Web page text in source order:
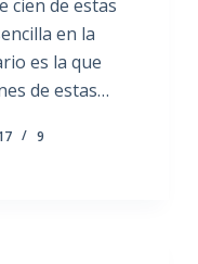
cien de estas
en la
es la que
de estas…
9